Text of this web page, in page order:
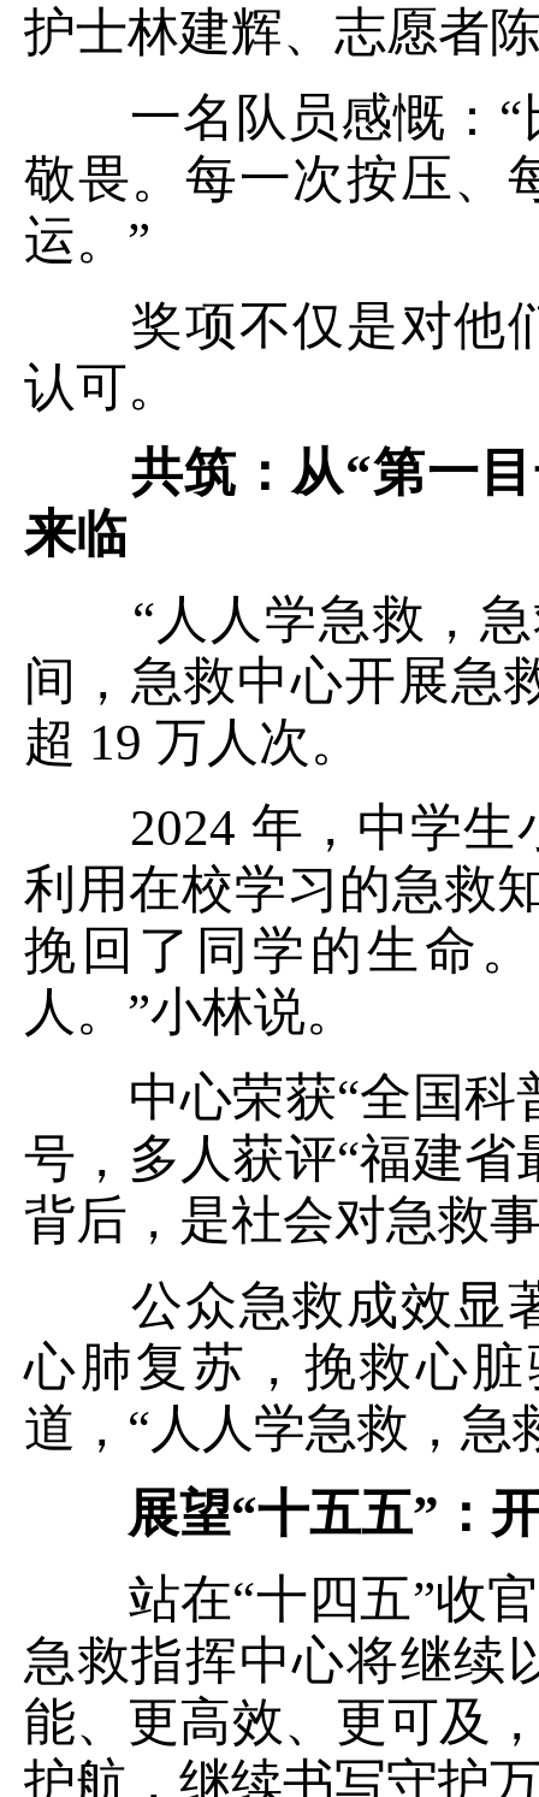
护士林建辉、志愿者
一名队员感慨：
敬畏。每一次按压、
运。”
奖项不仅是对他们
认可。
共筑：从“第一
来临
“人人学急救，急
间，急救中心开展急
超 19 万人次。
2024 年，中学生
利用在校学习的急救
挽回了同学的生命
人。”小林说。
中心荣获“全国科普
号，多人获评“福建省
背后，是社会对急救
公众急救成效显著
心肺复苏，挽救心
道，“人人学急救，急
展望“十五五”：
站在“十四五”收官
急救指挥中心将继续
能、更高效、更可及
护航，继续书写守护